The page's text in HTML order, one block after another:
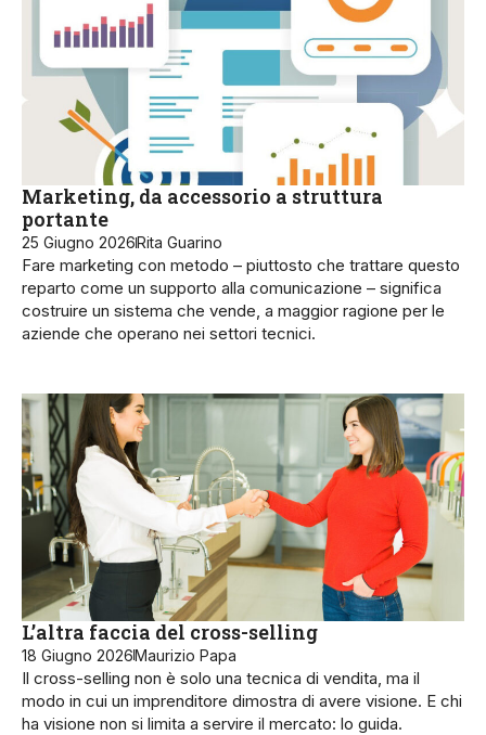
Marketing, da accessorio a struttura
portante
25 Giugno 2026Rita Guarino
Fare marketing con metodo – piuttosto che trattare questo
reparto come un supporto alla comunicazione – significa
costruire un sistema che vende, a maggior ragione per le
aziende che operano nei settori tecnici.
L’altra faccia del cross-selling
18 Giugno 2026Maurizio Papa
Il cross-selling non è solo una tecnica di vendita, ma il
modo in cui un imprenditore dimostra di avere visione. E chi
ha visione non si limita a servire il mercato: lo guida.